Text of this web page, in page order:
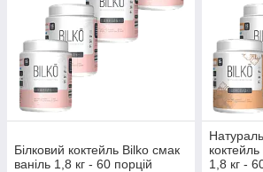
Білковий коктейль Bilko смак
ваніль 1,8 кг - 60 порцій
1,8 кг -